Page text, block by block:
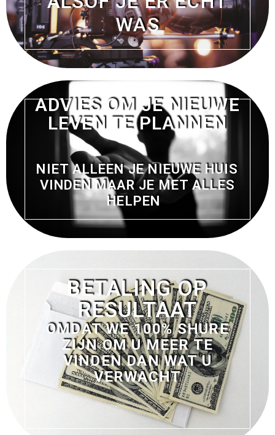
WAS
ADVIES OM JE NIEUWE
LEVEN TE PLANNEN
NIET ALLEEN JE NIEUWE HUIS
VINDEN MAAR JE MET ALLES
HELPEN
BETALING OP
RESULTAAT
OMDAT WE 100% SHURE
ZIJN OM U MEER TE
VINDEN DAN WAT U
VERWACHT